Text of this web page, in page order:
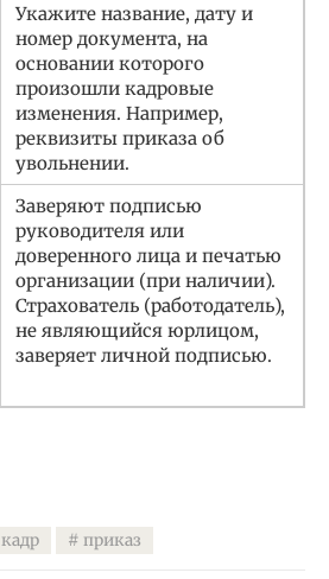
Укажите название, дату и
номер документа, на
основании которого
произошли кадровые
изменения. Например,
реквизиты приказа об
увольнении.
Заверяют подписью
руководителя или
доверенного лица и печатью
организации (при наличии).
Страхователь (работодатель),
не являющийся юрлицом,
заверяет личной подписью.
кадр приказ